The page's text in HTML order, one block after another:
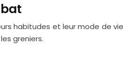
habitudes et leur mode de
greniers.